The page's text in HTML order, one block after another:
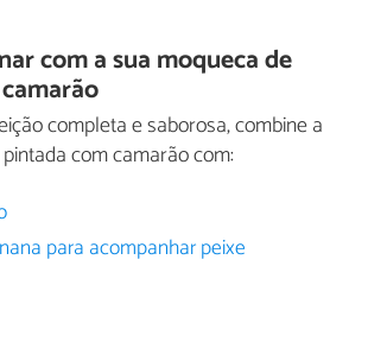
com a sua moqueca de
completa e saborosa, combine a
com camarão com:
para acompanhar peixe